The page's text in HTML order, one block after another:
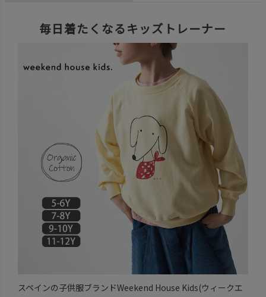
毎日着たくなるキッズトレーナー
スペインの子供服ブランドWeekend House Kids(ウィークエ